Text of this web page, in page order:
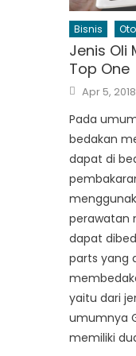
Bisnis
Jenis Oli
Top One
Posted
on
Apr 5, 2018
Pada
bedakan
dapat di
perawatan
dapat
parts yang
yaitu dari
umumnya
memiliki